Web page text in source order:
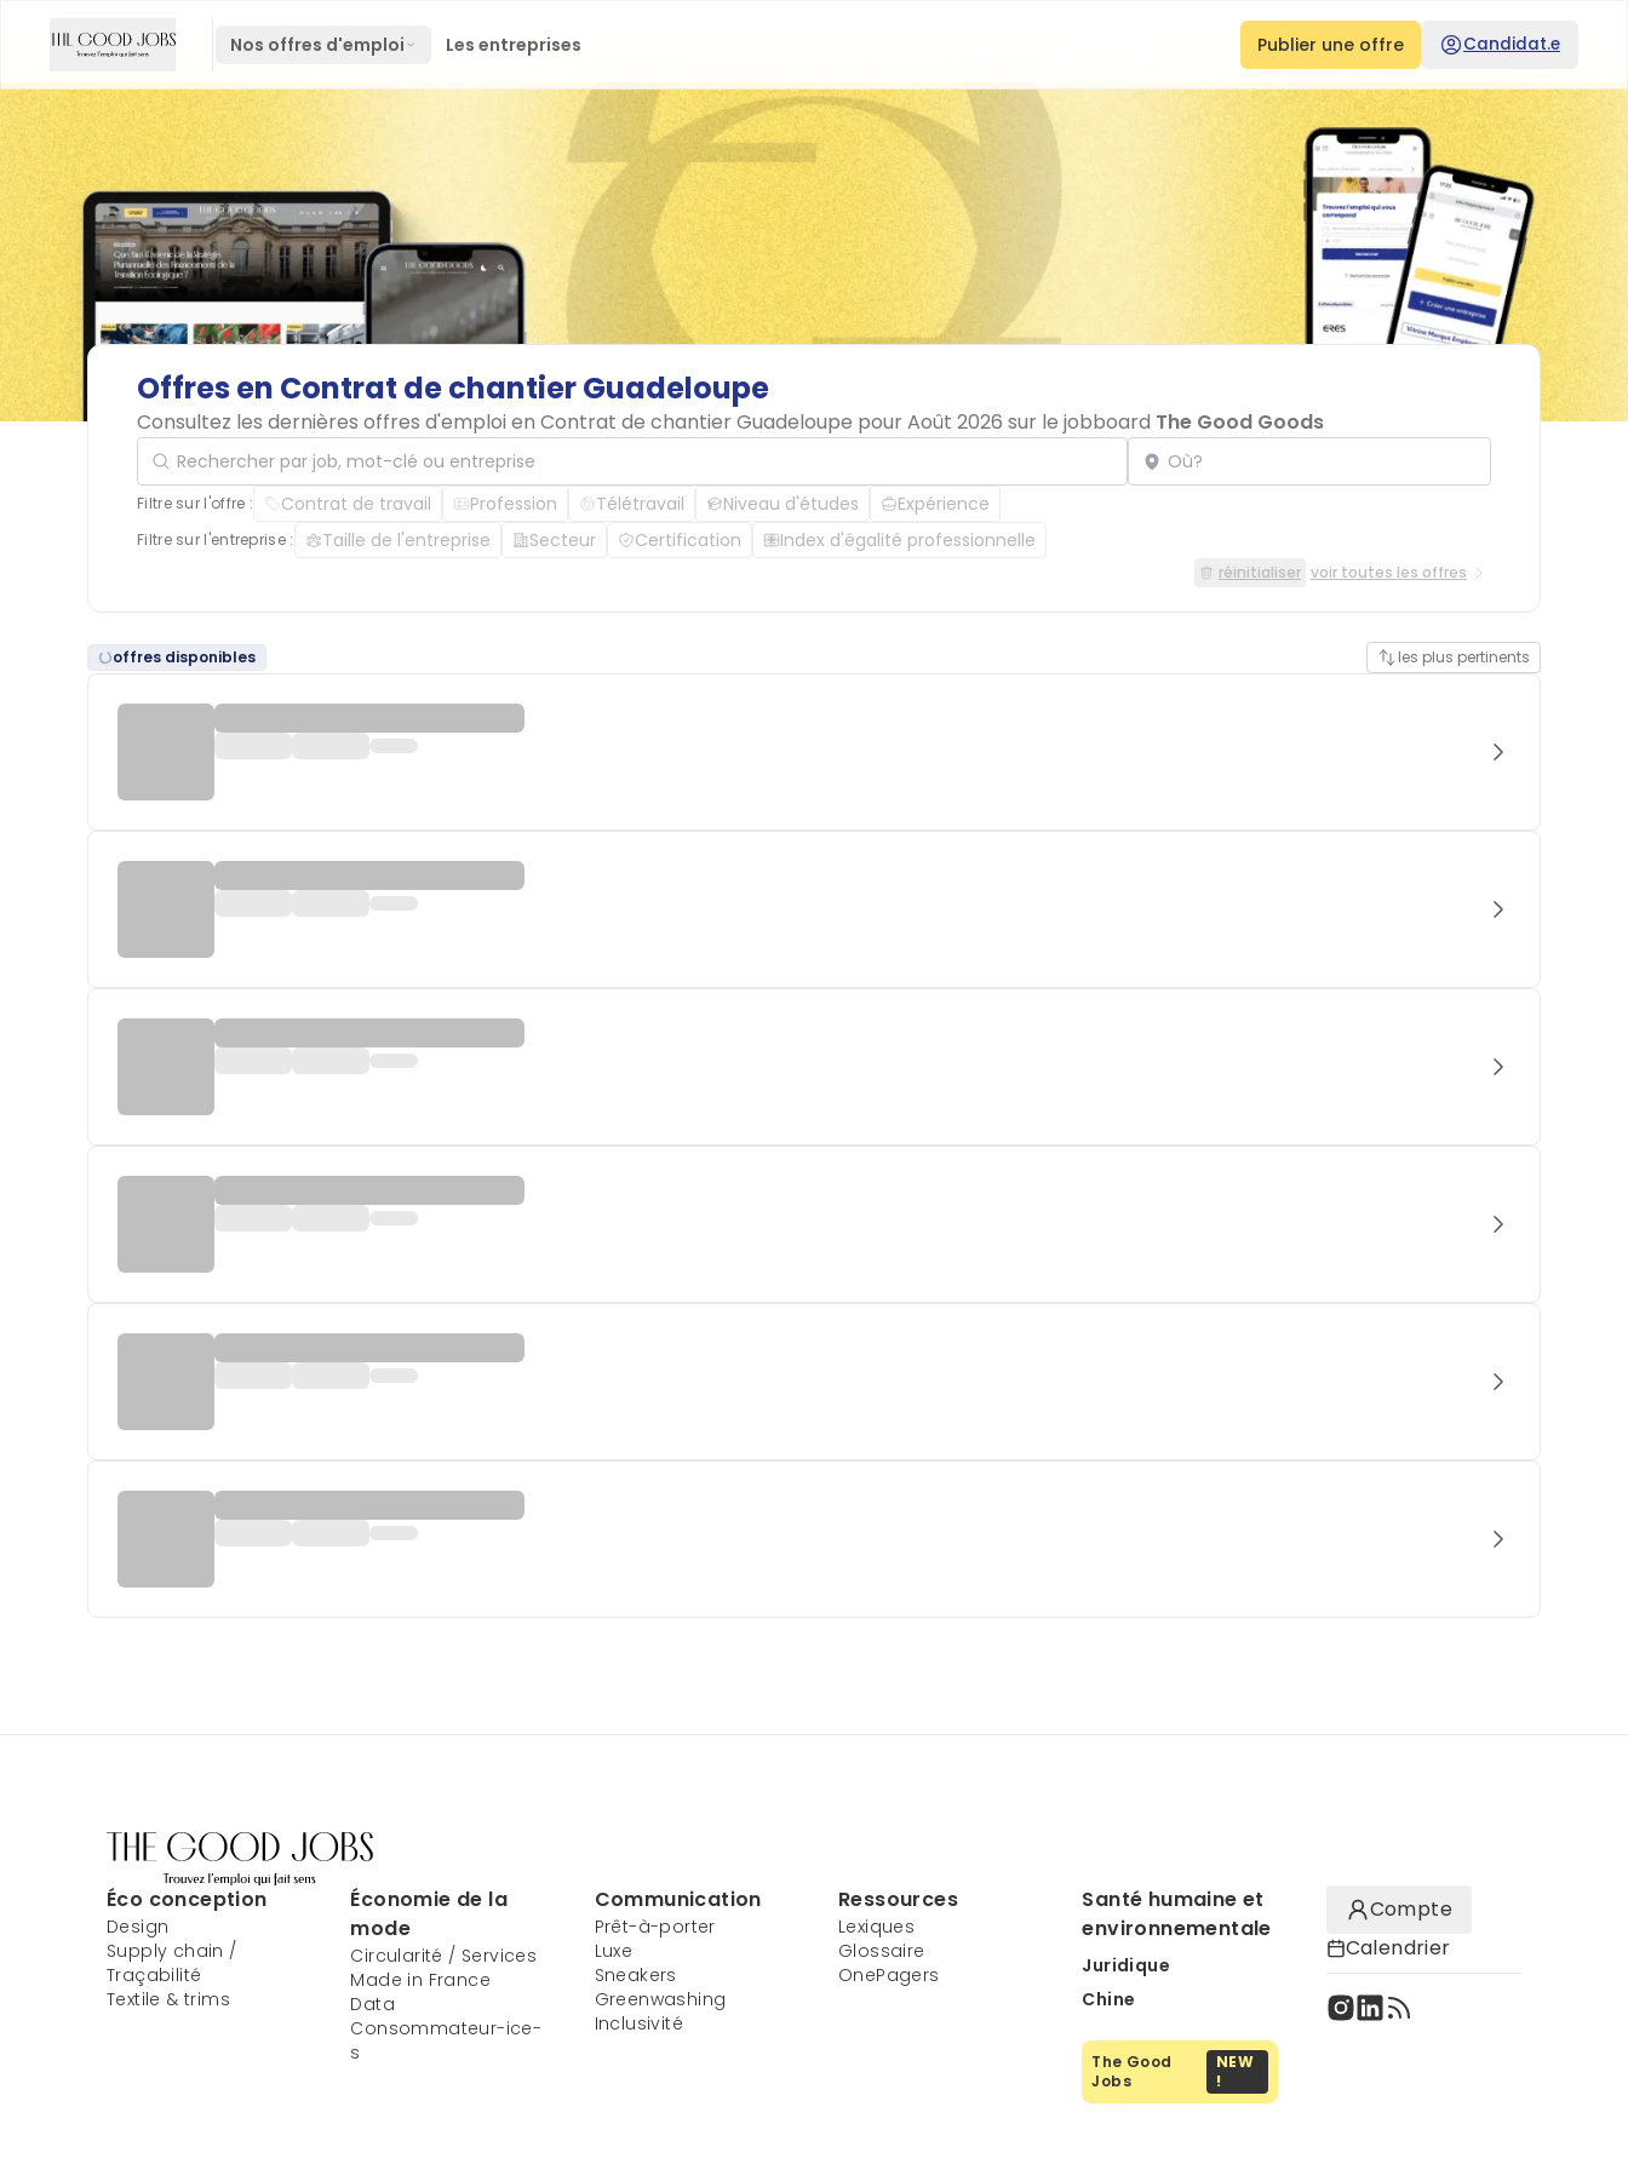
Nos offres d'emploi Les entreprises Publier une offre Candidat.e
Offres en Contrat dechantierGuadeloupe
Consultez les dernières offres d'emploi en Contrat de chantier Guadeloupe pour Août 2026 sur le jobboard The Good Goods
Rechercher par job, mot-clé ou entreprise Localisation
Filtre sur l'offre : Contrat de travail Profession Télétravail Niveau d'études Expérience
Filtre sur l'entreprise : Taille de l'entreprise Secteur Certification Index d'égalité professionnelle
réinitialiser voir toutes les offres
offres disponibles les plus pertinents
Éco conception
Design
Supply chain /
Traçabilité
Textile & trims
Économie de la
mode
Circularité / Services
Made in France
Data
Consommateur-ice-
s
Communication
Prêt-à-porter
Luxe
Sneakers
Greenwashing
Inclusivité
Ressources
Lexiques
Glossaire
OnePagers
Santé humaine et
environnementale
Juridique
Chine
The Good
Jobs
NEW
!
Compte
Calendrier